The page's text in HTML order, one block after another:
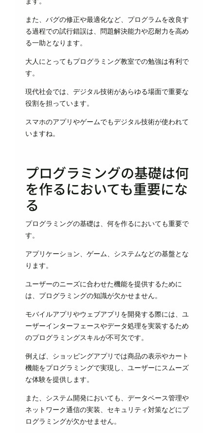
また、バグの修正や最適化など、プログラムを改良す
る過程での試行錯誤は、問題解決能力や忍耐力を高め
る一助となります。
大人にとってもプログラミング教室での勉強は有利で
す。
現代社会では、デジタル技術があらゆる場面で重要な
役割を担っています。
スマホのアプリやゲームでもデジタル技術が使われて
いますね。
プログラミングの基礎は何
を作るにおいても重要にな
る
プログラミングの基礎は、何を作るにおいても重要で
す。
アプリケーション、ゲーム、システムなどの基盤とな
ります。
ユーザーのニーズに合わせた機能を提供するために
は、プログラミングの知識が欠かせません。
モバイルアプリやウェブアプリを開発する際には、ユ
ーザーインターフェースやデータ処理を実装するため
のプログラミングスキルが不可欠です。
例えば、ショッピングアプリでは商品の表示やカート
機能をプログラミングで実現し、ユーザーにスムーズ
な体験を提供します。
また、システム開発においても、データベース管理や
ネットワーク通信の実装、セキュリティ対策などにプ
ログラミングが欠かせません。